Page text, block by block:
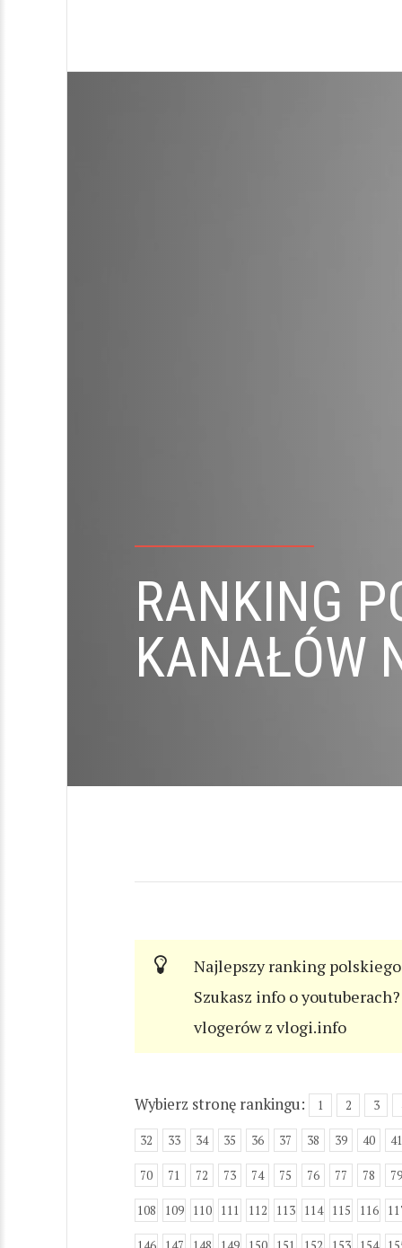
RANKING
KANAŁÓW
Najlepszy ranking
Szukasz info o
vlogerów z vlogi.info
Wybierz stronę rankingu: 1 2 3
32 33 34 35 36 37 38 39 40 41
70 71 72 73 74 75 76 77 78 79
108 109 110 111 112 113 114 115 116